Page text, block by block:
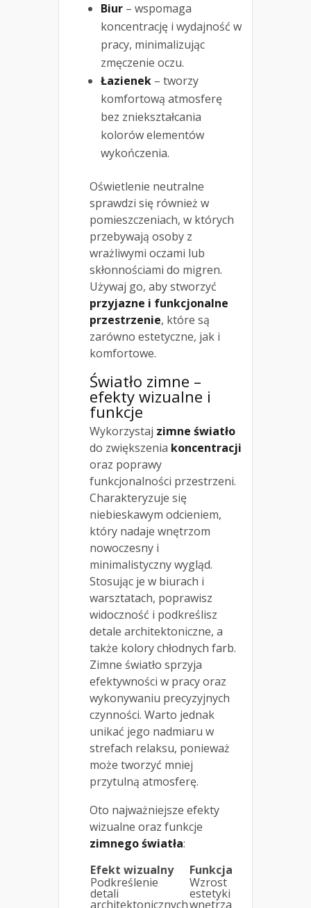
Biur – wspomaga
koncentrację i wydajność w
pracy, minimalizując
zmęczenie oczu.
Łazienek – tworzy
komfortową atmosferę
bez zniekształcania
kolorów elementów
wykończenia.
Oświetlenie neutralne
sprawdzi się również w
pomieszczeniach, w których
przebywają osoby z
wrażliwymi oczami lub
skłonnościami do migren.
Używaj go, aby stworzyć
przyjazne i funkcjonalne
przestrzenie, które są
zarówno estetyczne, jak i
komfortowe.
Światło zimne –
efekty wizualne i
funkcje
Wykorzystaj zimne światło
do zwiększenia koncentracji
oraz poprawy
funkcjonalności przestrzeni.
Charakteryzuje się
niebieskawym odcieniem,
który nadaje wnętrzom
nowoczesny i
minimalistyczny wygląd.
Stosując je w biurach i
warsztatach, poprawisz
widoczność i podkreślisz
detale architektoniczne, a
także kolory chłodnych farb.
Zimne światło sprzyja
efektywności w pracy oraz
wykonywaniu precyzyjnych
czynności. Warto jednak
unikać jego nadmiaru w
strefach relaksu, ponieważ
może tworzyć mniej
przytulną atmosferę.
Oto najważniejsze efekty
wizualne oraz funkcje
zimnego światła:
Efekt wizualny
Funkcja
Podkreślenie
detali
architektonicznych
Wzrost
estetyki
wnętrza